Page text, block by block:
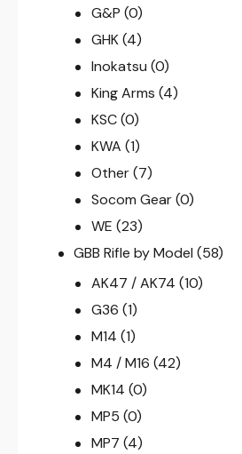
G&P (0)
GHK (4)
Inokatsu (0)
King Arms (4)
KSC (0)
KWA (1)
Other (7)
Socom Gear (0)
WE (23)
GBB Rifle by Model (58)
AK47 / AK74 (10)
G36 (1)
M14 (1)
M4 / M16 (42)
MK14 (0)
MP5 (0)
MP7 (4)